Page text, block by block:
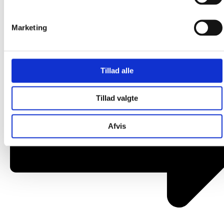
Marketing
Tillad alle
Tillad valgte
Afvis